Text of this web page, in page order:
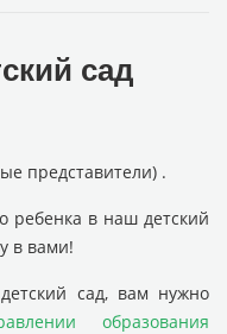
сад
представители) .
ребенка в наш детский
в вами!
сад, вам нужно
образования